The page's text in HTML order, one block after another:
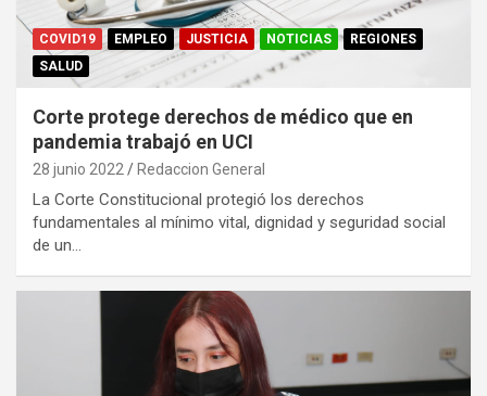
COVID19 EMPLEO JUSTICIA NOTICIAS
REGIONES
SALUD
Corte protege derechos de médico que en
pandemia trabajó en UCI
28 junio 2022 Redaccion General
La Corte Constitucional protegió los derechos
fundamentales al mínimo vital, dignidad y seguridad social
de un…